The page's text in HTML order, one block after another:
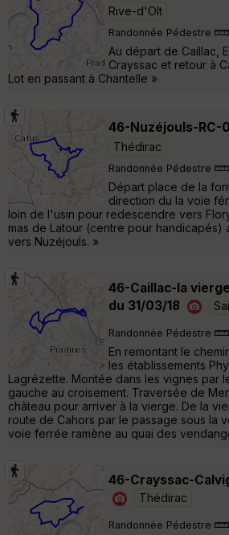
Rive-d'Olt
Randonnée Pédestre
Au départ de Caillac,
Crayssac et retour à
Lot en passant à Chantelle »
46-Nuzéjouls-RC-
Thédirac
Randonnée Pédestre
Départ place de la
direction du la voie
loin de l'usin pour redescendre vers
mas de Latour (centre pour
vers Nuzéjouls. »
46-Caillac-la
du 31/03/18
Randonnée Pédestre
En remontant le
les établissements
Lagrézette. Montée dans les vignes par
gauche au croisement. Traversée de
château pour arriver à la vierge. De la
route de Cahors par le passage sous la
voie ferrée ramène au quai des
46-Crayssac-
Thédirac
Randonnée Pédestre